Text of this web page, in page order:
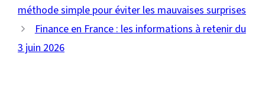
méthode simple pour éviter les mauvaises surprises
Finance en France : les informations à retenir du
3 juin 2026